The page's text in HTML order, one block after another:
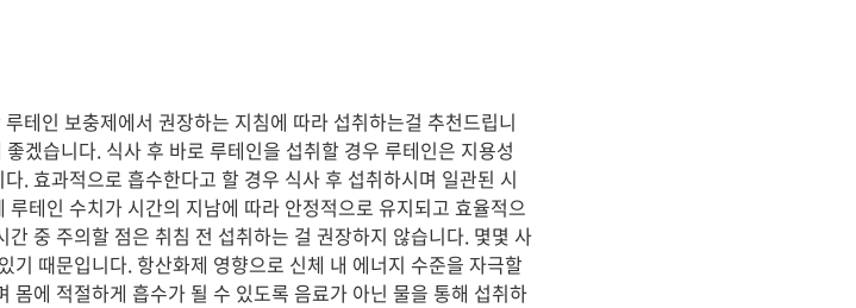
테인 보충제에서 권장하는 지침에 따라 섭취하는걸 추천드립니
겠습니다. 식사 후 바로 루테인을 섭취할 경우 루테인은 지용성
. 효과적으로 흡수한다고 할 경우 식사 후 섭취하시며 일관된 시
테인 수치가 시간의 지남에 따라 안정적으로 유지되고 효율적으
중 주의할 점은 취침 전 섭취하는 걸 권장하지 않습니다. 몇몇 사
기 때문입니다. 항산화제 영향으로 신체 내 에너지 수준을 자극할
몸에 적절하게 흡수가 될 수 있도록 음료가 아닌 물을 통해 섭취하